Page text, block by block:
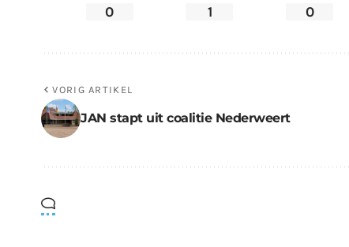
0 1 0
VORIG ARTIKEL
JAN stapt uit coalitie Nederweert